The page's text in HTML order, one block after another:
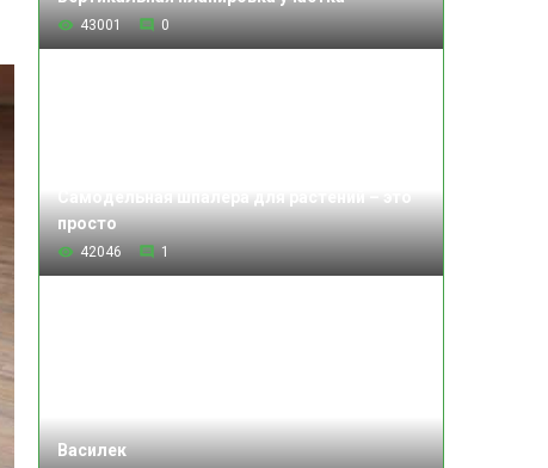
43001 0
просто
42046 1
Василек